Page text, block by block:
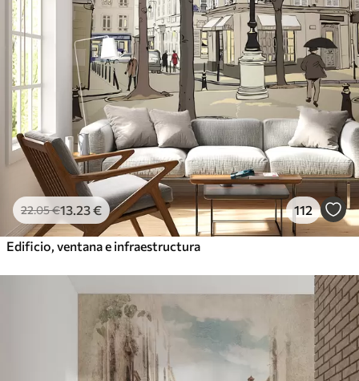
22.05€13.23€ 112
Edificio, ventana e infraestructura